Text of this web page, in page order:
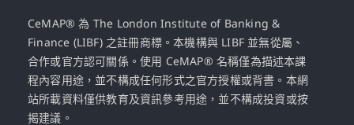
CeMAP® 為 The London Institute of Banking &
Finance (LIBF) 之註冊商標。本機構與 LIBF 並無從屬、
合作或官方認可關係。使用 CeMAP® 名稱僅為描述本課
程內容用途，並不構成任何形式之官方授權或背書。本網
站所載資料僅供教育及資訊參考用途，並不構成投資或按
揭建議。